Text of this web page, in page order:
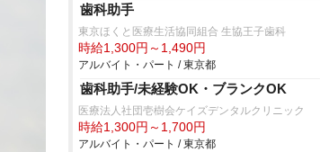
歯科助手
東京ほくと医療生活協同組合 生協王子歯科
時給1,300円～1,490円
アルバイト・パート / 東京都
歯科助手/未経験OK・ブランクOK
医療法人社団壱樹会ケイズデンタルクリニック
時給1,300円～1,700円
アルバイト・パート / 東京都